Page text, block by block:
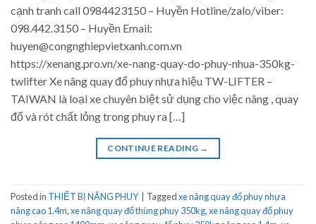
cạnh tranh call 0984423150 – Huyền Hotline/zalo/viber:
098.442.3150 – Huyền Email:
huyen@congnghiepvietxanh.com.vn
https://xenang.pro.vn/xe-nang-quay-do-phuy-nhua-350kg-
twlifter Xe nâng quay đổ phuy nhựa hiệu TW-LIFTER –
TAIWAN là loại xe chuyên biệt sử dụng cho việc nâng , quay
đổ và rót chất lỏng trong phuy ra […]
CONTINUE READING →
Posted in THIẾT BỊ NÂNG PHUY Taggedxe nâng quay đổ phuy nhựa
nâng cao 1.4m,xe nâng quay đổ thùng phuy 350kg,xe nâng quay đổ phuy